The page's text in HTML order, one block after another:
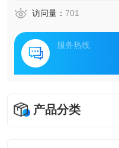
访问量： 701
服务热线
产品分类